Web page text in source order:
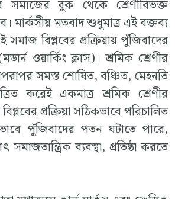
সমাজের বুক থেকে শ্রেণীবিভক্ত
মার্কসীয় মতবাদ শুধুমাত্র এই বক্তব্য
সমাজ বিপ্লবের প্রক্রিয়ায় পুঁজিবাদের
ওয়ার্কিং ক্লাস)। শ্রমিক শ্রেণীর
সমস্ত শোষিত, বঞ্চিত, মেহনতি
করেই একমাত্র শ্রমিক শ্রেণীর
প্রক্রিয়া সঠিকভাবে পরিচালিত
পুঁজিবাদের পতন ঘটাতে পারে,
সমাজতান্ত্রিক ব্যবস্থা, প্রতিষ্ঠা করতে